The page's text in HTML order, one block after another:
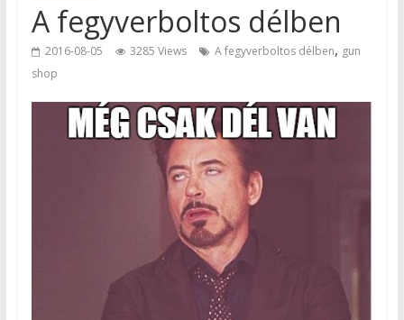
A fegyverboltos délben
2016-08-05 3285 Views A fegyverboltos délben, gun
shop